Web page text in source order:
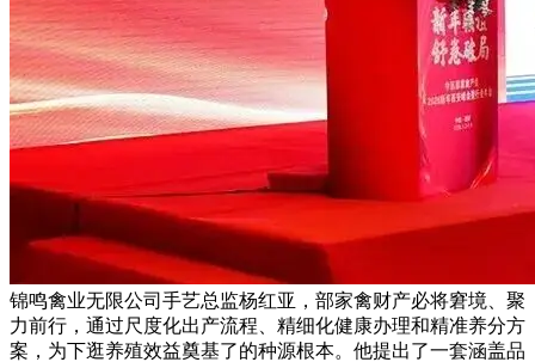
锦鸣禽业无限公司手艺总监杨红亚，部家禽财产必将窘境、聚
力前行，通过尺度化出产流程、精细化健康办理和精准养分方
案，为下逛养殖效益奠基了的种源根本。他提出了一套涵盖品